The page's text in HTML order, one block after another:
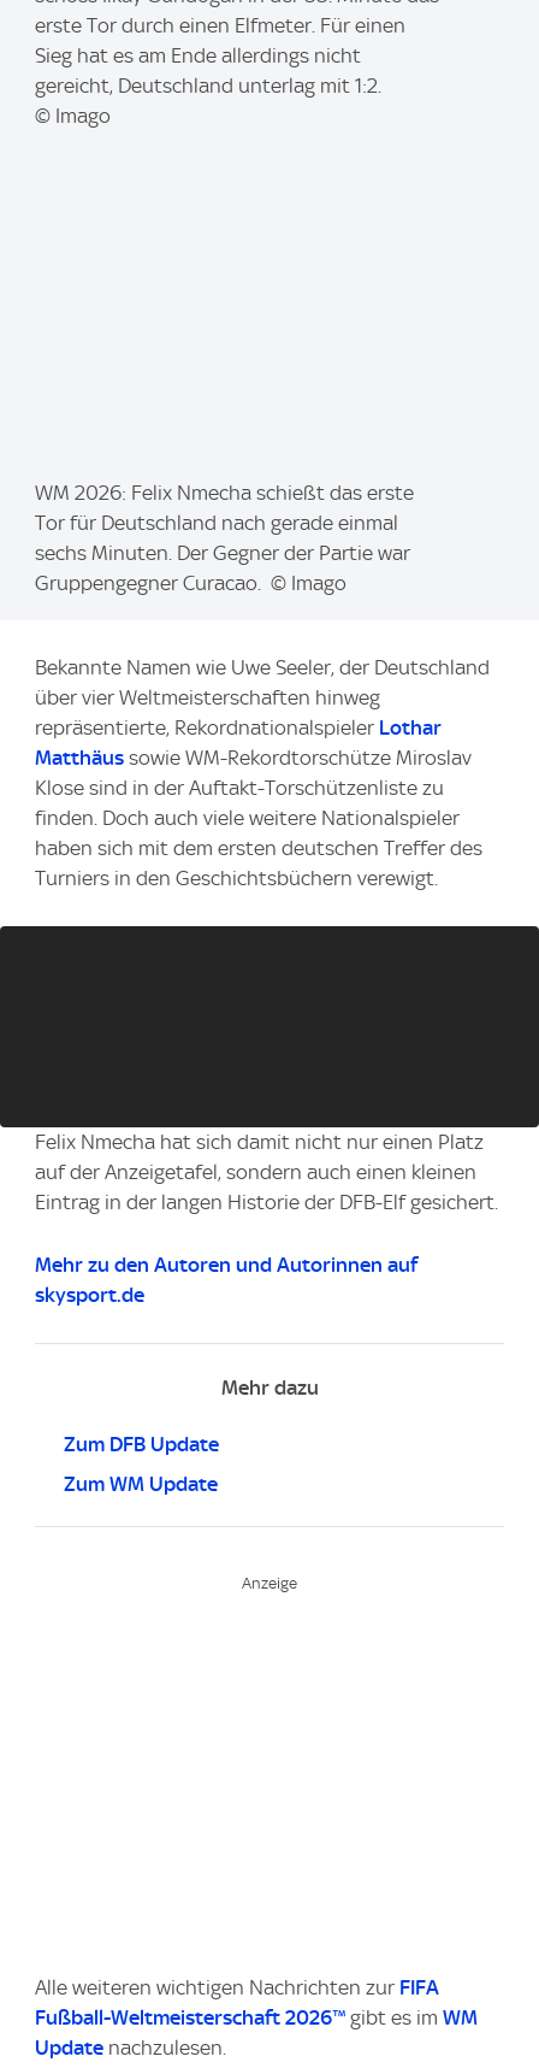
erste Tor durch einen Elfmeter. Für einen
Sieg hat es am Ende allerdings nicht
gereicht, Deutschland unterlag mit 1:2.
© Imago
m
WM 2026: Felix Nmecha schießt das erste
Tor für Deutschland nach gerade einmal
sechs Minuten. Der Gegner der Partie war
Gruppengegner Curacao. © Imago
Bekannte Namen wie Uwe Seeler, der Deutschland
über vier Weltmeisterschaften hinweg
repräsentierte, Rekordnationalspieler Lothar
Matthäus sowie WM-Rekordtorschütze Miroslav
Klose sind in der Auftakt-Torschützenliste zu
finden. Doch auch viele weitere Nationalspieler
haben sich mit dem ersten deutschen Treffer des
Turniers in den Geschichtsbüchern verewigt.
Felix Nmecha hat sich damit nicht nur einen Platz
auf der Anzeigetafel, sondern auch einen kleinen
Eintrag in der langen Historie der DFB-Elf gesichert.
Mehr zu den Autoren und Autorinnen auf
skysport.de
Mehr dazu
Zum DFB Update
Zum WM Update
Alle weiteren wichtigen Nachrichten zur FIFA
Fußball-Weltmeisterschaft 2026™ gibt es im WM
Update nachzulesen.